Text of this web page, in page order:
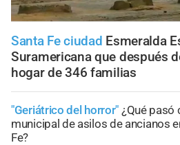
Santa Fe ciudad Esmeralda
Suramericana que después
hogar de 346 familias
"Geriátrico del horror" ¿Qué pasó
municipal de asilos de ancianos
Fe?